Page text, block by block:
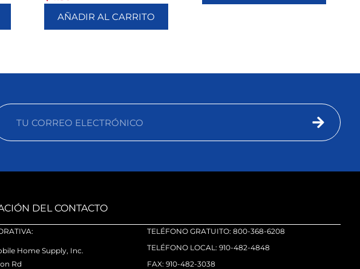
AÑADIR AL CARRITO
DEL CONTACTO
Home Supply, Inc.
Rd
TELÉFONO GRATUITO: 800-368-6208
TELÉFONO LOCAL: 910-482-4848
FAX: 910-482-3038